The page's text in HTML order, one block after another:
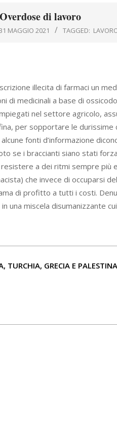
Overdose di lavoro
MAGGIO 2021 TAGGED:
illecita di farmaci un
di medicinali a base di
nel settore agricolo,
per sopportare le durissime
fonti d’informazione
se i braccianti siano stati
a dei ritmi sempre più
che invece di occuparsi
di profitto a tutti i costi.
una miscela disumanizzante
TURCHIA, GRECIA E PALESTINA